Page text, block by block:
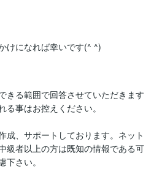
けになれば幸いです(^ ^)
きる範囲で回答させていただきます
事はお控えください。
、サポートしております。ネット
級者以上の方は既知の情報である可
さい。